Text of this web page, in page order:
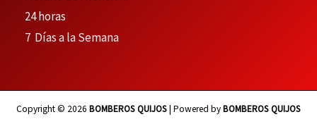
24 horas
7 Días a la Semana
Copyright © 2026 BOMBEROS QUIJOS| Powered byBOMBEROS QUIJOS